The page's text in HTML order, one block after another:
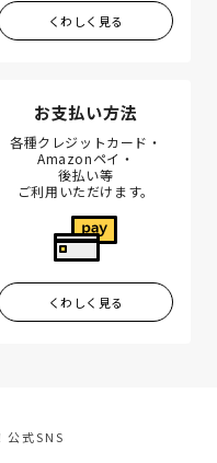
くわしく見る
お支払い方法
各種クレジットカード・
Amazonペイ・
後払い等
ご利用いただけます。
くわしく見る
公式SNS